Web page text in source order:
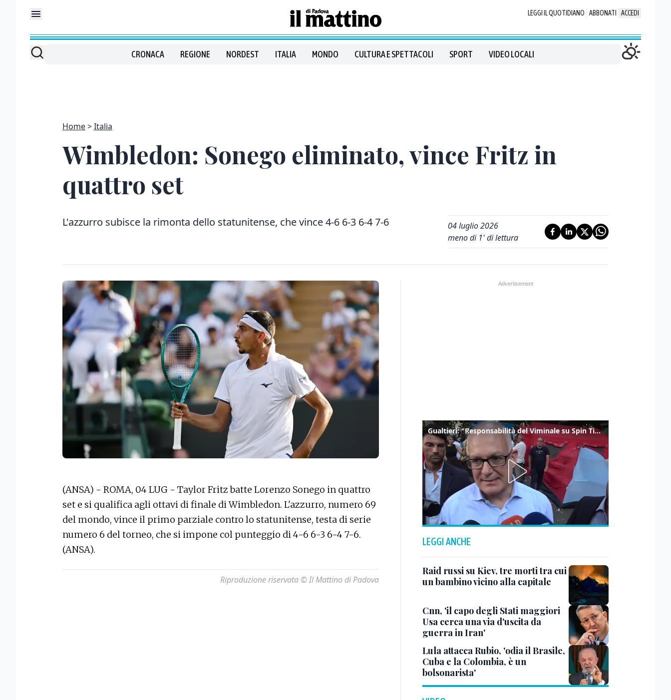
LEGGI IL QUOTIDIANO ABBONATI ACCEDI
CRONACA REGIONE NORDEST ITALIA MONDO CULTURA E SPETTACOLI SPORT VIDEO LOCALI
Home Italia
Wimbledon: Sonego eliminato, vince Fritz in
quattro set
L'azzurro subisce la rimonta dello statunitense, che vince 4-6 6-3 6-4 7-6
04 luglio 2026
meno di 1' di lettura
(ANSA) - ROMA, 04 LUG - Taylor Fritz batte Lorenzo Sonego in quattro
set e si qualifica agli ottavi di finale di Wimbledon. L'azzurro, numero 69
del mondo, vince il primo parziale contro lo statunitense, testa di serie
numero 6 del torneo, che si impone col punteggio di 4-6 6-3 6-4 7-6.
(ANSA).
Riproduzione riservata © Il Mattino di Padova
Gualtieri: "Responsabilità del Viminale su Spin Time? La posizione dei partiti è nota"
LEGGI ANCHE
Raid russi su Kiev, tre morti tra cui
un bambino vicino alla capitale
Cnn, 'il capo degli Stati maggiori
Usa cerca una via d'uscita da
guerra in Iran'
Lula attacca Rubio, 'odia il Brasile,
Cuba e la Colombia, è un
bolsonarista'